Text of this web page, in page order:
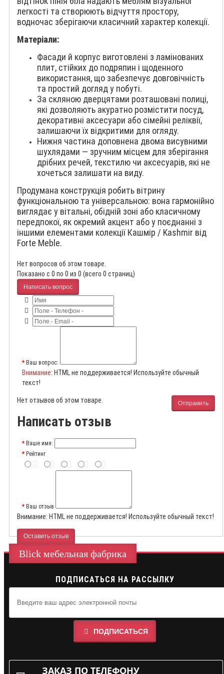
легкості та створюють відчуття простору,
водночас зберігаючи класичний характер колекції.
Матеріали:
Фасади й корпус виготовлені з ламінованих
плит, стійких до подряпин і щоденного
використання, що забезпечує довговічність
та простий догляд у побуті.
За скляною дверцятами розташовані полиці,
які дозволяють акуратно розмістити посуд,
декоративні аксесуари або сімейні реліквії,
залишаючи їх відкритими для огляду.
Нижня частина доповнена двома висувними
шухлядами — зручним місцем для зберігання
дрібних речей, текстилю чи аксесуарів, які не
хочеться залишати на виду.
Продумана конструкція робить вітрину
функціональною та універсальною: вона гармонійно
виглядає у вітальні, обідній зоні або класичному
передпокої, як окремий акцент або у поєднанні з
іншими елементами колекції Кашмір / Kashmir від
Forte Meble.
Нет вопросов об этом товаре.
Показано с 0 по 0 из 0 (всего 0 страниц)
Написать вопрос
Ваш вопрос:
Внимание: HTML не поддерживается! Используйте обычный
текст!
Отправить
Нет отзывов об этом товаре.
Написать отзыв
Ваше имя:
Рейтинг
Ваш отзыв
Внимание: HTML не поддерживается! Используйте обычный текст!
Оставить отзыв
Blick мебельная фабрика
ПОДПИСАТЬСЯ НА РАССЫЛКУ
ПОДПИСАТЬСЯ
ЗАКАЗ ПО ТЕЛЕФОНУ